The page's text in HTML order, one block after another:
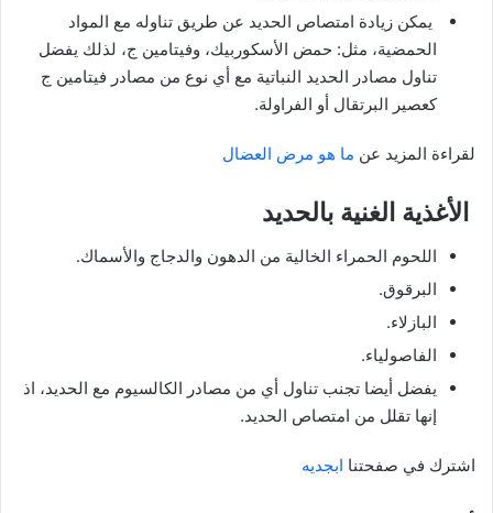
يمكن زيادة امتصاص الحديد عن طريق تناوله مع المواد
الحمضية، مثل: حمض الأسكوربيك، وفيتامين ج، لذلك يفضل
تناول مصادر الحديد النباتية مع أي نوع من مصادر فيتامين ج
كعصير البرتقال أو الفراولة.
لقراءة المزيد عن ما هو مرض العضال
الأغذية الغنية بالحديد
اللحوم الحمراء الخالية من الدهون والدجاج والأسماك.
البرقوق.
البازلاء.
الفاصولياء.
يفضل أيضا تجنب تناول أي من مصادر الكالسيوم مع الحديد، اذ
إنها تقلل من امتصاص الحديد.
اشترك في صفحتنا ابجديه